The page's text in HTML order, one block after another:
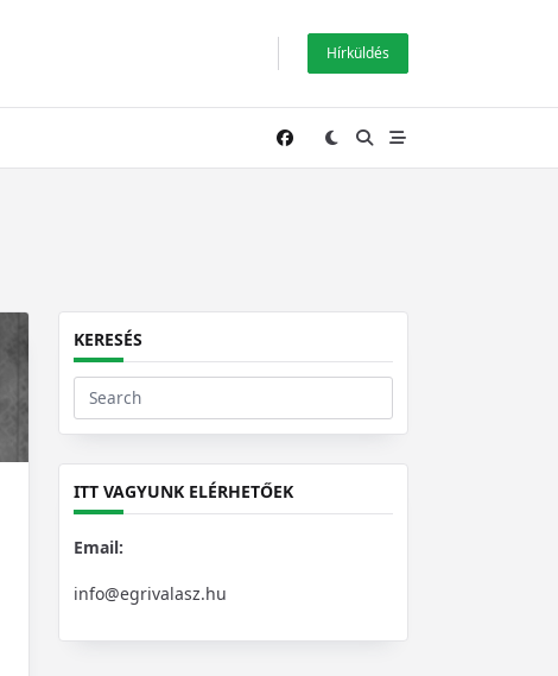
Hírküldés
KERESÉS
Search
for:
ITT VAGYUNK ELÉRHETŐEK
Email:
info@egrivalasz.hu